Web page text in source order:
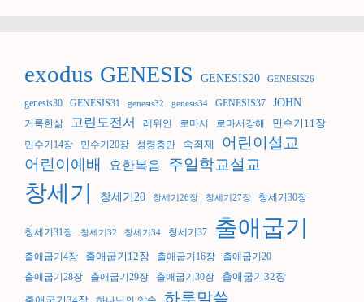
exodus GENESIS GENESIS20 GENESIS26
genesis30 GENESIS31 genesis32 genesis34 GENESIS37 JOHN
거룩한삶 고린도전서 레위인 로마서 로마서강해 민수기11장
민수기14장 민수기20장 성령충만 속죄제
어린이설교
어린이예배
요한복음 주일학교설교
창세기 창세기20 창세기26장 창세기27장 창세기30장
창세기31장 창세기32 창세기34 창세기37 출애굽기
출애굽기4장 출애굽기12장 출애굽기16장
출애굽기20
출애굽기28장
출애굽기29장 출애굽기30장 출애굽기32장
하루말씀